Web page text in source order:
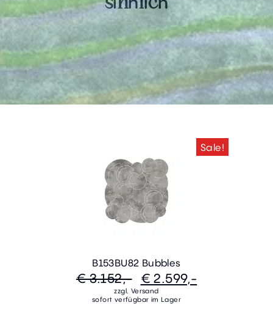
Sale!
B153BU82 Bubbles
€ 3.152,- € 2.599,-
zzgl. Versand
sofort verfügbar im Lager